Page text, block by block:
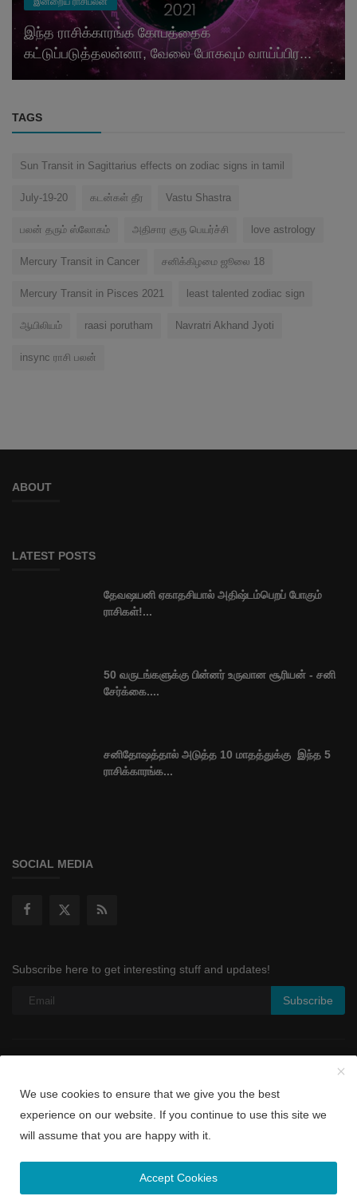
இந்த ராசிக்காரங்க கோபத்தைக்
கட்டுப்படுத்தலன்னா, வேலை போகவும் வாய்ப்பிர...
TAGS
Sun Transit in Sagittarius effects on zodiac signs in tamil
July-19-20 கடன்கள் தீர Vastu Shastra
பலன் தரும் ஸ்லோகம் அதிசார குரு பெயர்ச்சி love astrology
Mercury Transit in Cancer சனிக்கிழமை ஜூலை 18
Mercury Transit in Pisces 2021 least talented zodiac sign
ஆயிலியம் raasi porutham Navratri Akhand Jyoti
insync ராசி பலன்
ABOUT
LATEST POSTS
தேவஷயனி ஏகாதசியால் அதிஷ்டம்பெறப் போகும்
ராசிகள்!...
50 வருடங்களுக்கு பின்னர் உருவான சூரியன் - சனி
சேர்க்கை....
சனிதோஷத்தால் அடுத்த 10 மாதத்துக்கு இந்த 5
ராசிக்காரங்க...
SOCIAL MEDIA
Subscribe here to get interesting stuff and updates!
Subscribe
Designed by Gtech7.com
About Us Privacy Policy Terms & Conditions
ரிஷபம் மிதுனம் கடகம் சிம்மம்
We use cookies to ensure that we give you the best
experience on our website. If you continue to use this site we
will assume that you are happy with it.
Accept Cookies